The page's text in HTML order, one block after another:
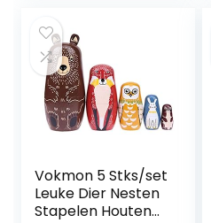
Vokmon 5 Stks/set
Leuke Dier Nesten
Stapelen Houten